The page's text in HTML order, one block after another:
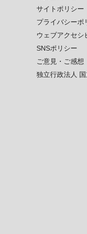
サイトポリシー
プライバシーポ
ウェブアクセシ
SNSポリシー
ご意見・ご感想
独立行政法人